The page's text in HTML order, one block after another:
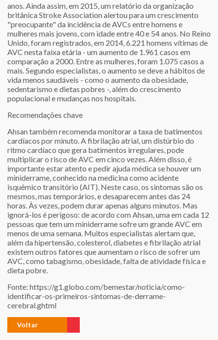
anos. Ainda assim, em 2015, um relatório da organização
britânica Stroke Association alertou para um crescimento
"preocupante" da incidência de AVCs entre homens e
mulheres mais jovens, com idade entre 40 e 54 anos. No Reino
Unido, foram registrados, em 2014, 6.221 homens vítimas de
AVC nesta faixa etária - um aumento de 1.961 casos em
comparação a 2000. Entre as mulheres, foram 1.075 casos a
mais. Segundo especialistas, o aumento se deve a hábitos de
vida menos saudáveis - como o aumento da obesidade,
sedentarismo e dietas pobres -, além do crescimento
populacional e mudanças nos hospitais.
Recomendações chave
Ahsan também recomenda monitorar a taxa de batimentos
cardíacos por minuto. A fibrilação atrial, um distúrbio do
ritmo cardíaco que gera batimentos irregulares, pode
multiplicar o risco de AVC em cinco vezes. Além disso, é
importante estar atento e pedir ajuda médica se houver um
miniderrame, conhecido na medicina como acidente
isquêmico transitório (AIT). Neste caso, os sintomas são os
mesmos, mas temporários, e desaparecem antes das 24
horas. Às vezes, podem durar apenas alguns minutos. Mas
ignorá-los é perigoso: de acordo com Ahsan, uma em cada 12
pessoas que tem um miniderrame sofre um grande AVC em
menos de uma semana. Muitos especialistas alertam que,
além da hipertensão, colesterol, diabetes e fibrilação atrial
existem outros fatores que aumentam o risco de sofrer um
AVC, como tabagismo, obesidade, falta de atividade física e
dieta pobre.
Fonte: https://g1.globo.com/bemestar/noticia/como-
identificar-os-primeiros-sintomas-de-derrame-
cerebral.ghtml
Voltar